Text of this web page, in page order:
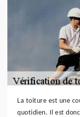
La toiture est une
quotidien. Il est